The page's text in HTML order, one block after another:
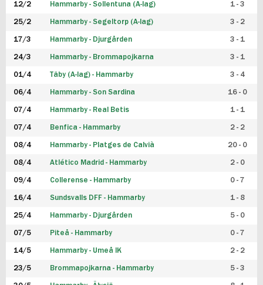
F19
FUTSAL HERR
FUTSAL DAM
12/2 Hammarby - Sollentuna (A-lag) 1 - 3
25/2 Hammarby - Segeltorp (A-lag) 3 - 2
17/3 Hammarby - Djurgården 3 - 1
24/3 Hammarby - Brommapojkarna 3 - 1
01/4 Täby (A-lag) - Hammarby 3 - 4
06/4 Hammarby - Son Sardina 16 - 0
07/4 Hammarby - Real Betis 1 - 1
07/4 Benfica - Hammarby 2 - 2
08/4 Hammarby - Platges de Calvià 20 - 0
08/4 Atlético Madrid - Hammarby 2 - 0
09/4 Collerense - Hammarby 0 - 7
16/4 Sundsvalls DFF - Hammarby 1 - 8
25/4 Hammarby - Djurgården 5 - 0
07/5 Piteå - Hammarby 0 - 7
14/5 Hammarby - Umeå IK 2 - 2
23/5 Brommapojkarna - Hammarby 5 - 3